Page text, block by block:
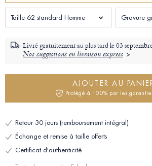
Taille 62 standard Homme Gravure
Livré gratuitement au plus tard le03
Nos suggestions en livraison express
AJOUTER AU
Protégé à 100% par les
Retour 30 jours (remboursement intégral)
Échange et remise à taille offerts
Certificat d'authenticité